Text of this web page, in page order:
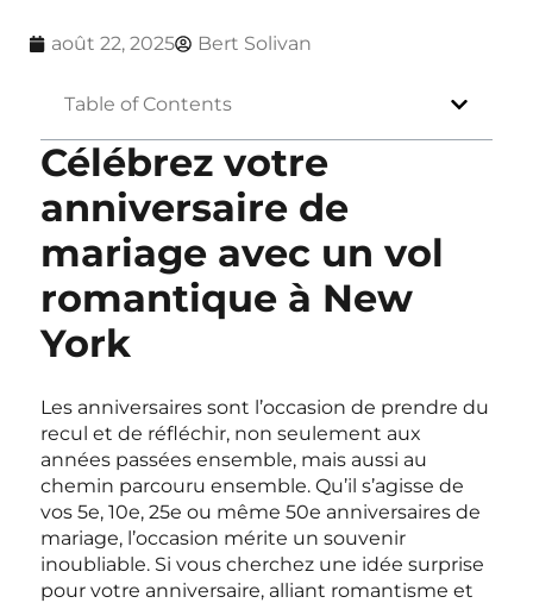
août 22, 2025 Bert Solivan
Table of Contents
Célébrez votre
anniversaire de
mariage avec un vol
romantique à New
York
Les anniversaires sont l’occasion de prendre du
recul et de réfléchir, non seulement aux
années passées ensemble, mais aussi au
chemin parcouru ensemble. Qu’il s’agisse de
vos 5e, 10e, 25e ou même 50e anniversaires de
mariage, l’occasion mérite un souvenir
inoubliable. Si vous cherchez une idée surprise
pour votre anniversaire, alliant romantisme et